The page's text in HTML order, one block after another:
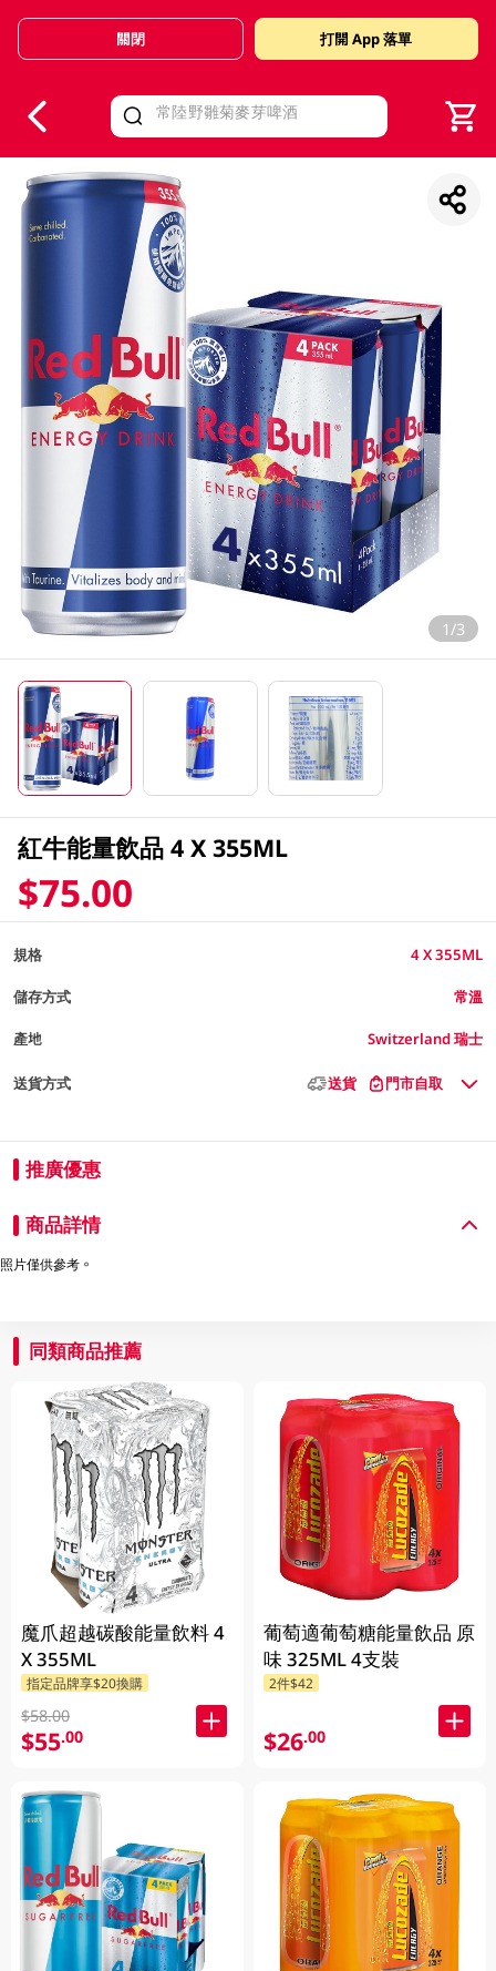
Valid Until 30 June 2026
關閉 打開 App 落單
1/3
紅牛能量飲品 4 X 355ML
$75.00
規格 4 X 355ML
儲存方式 常溫
產地 Switzerland 瑞士
送貨方式 送貨 門市自取
推廣優惠
商品詳情
照片僅供參考。
同類商品推薦
魔爪超越碳酸能量飲料 4
X 355ML
指定品牌享$20換購
$58.00
$55.00
葡萄適葡萄糖能量飲品 原
味 325ML 4支裝
2件$42
$26.00